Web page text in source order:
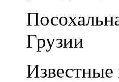
Грузии